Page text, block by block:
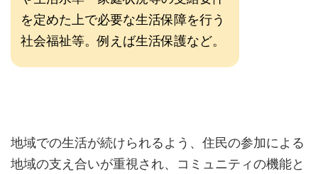
を定めた上で必要な生活保障を行う
社会福祉等。例えば生活保護など。
地域での生活が続けられるよう、住民の参加による
地域の支え合いが重視され、コミュニティの機能と